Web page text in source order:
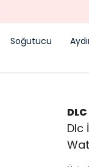
Soğutucu
Dlc